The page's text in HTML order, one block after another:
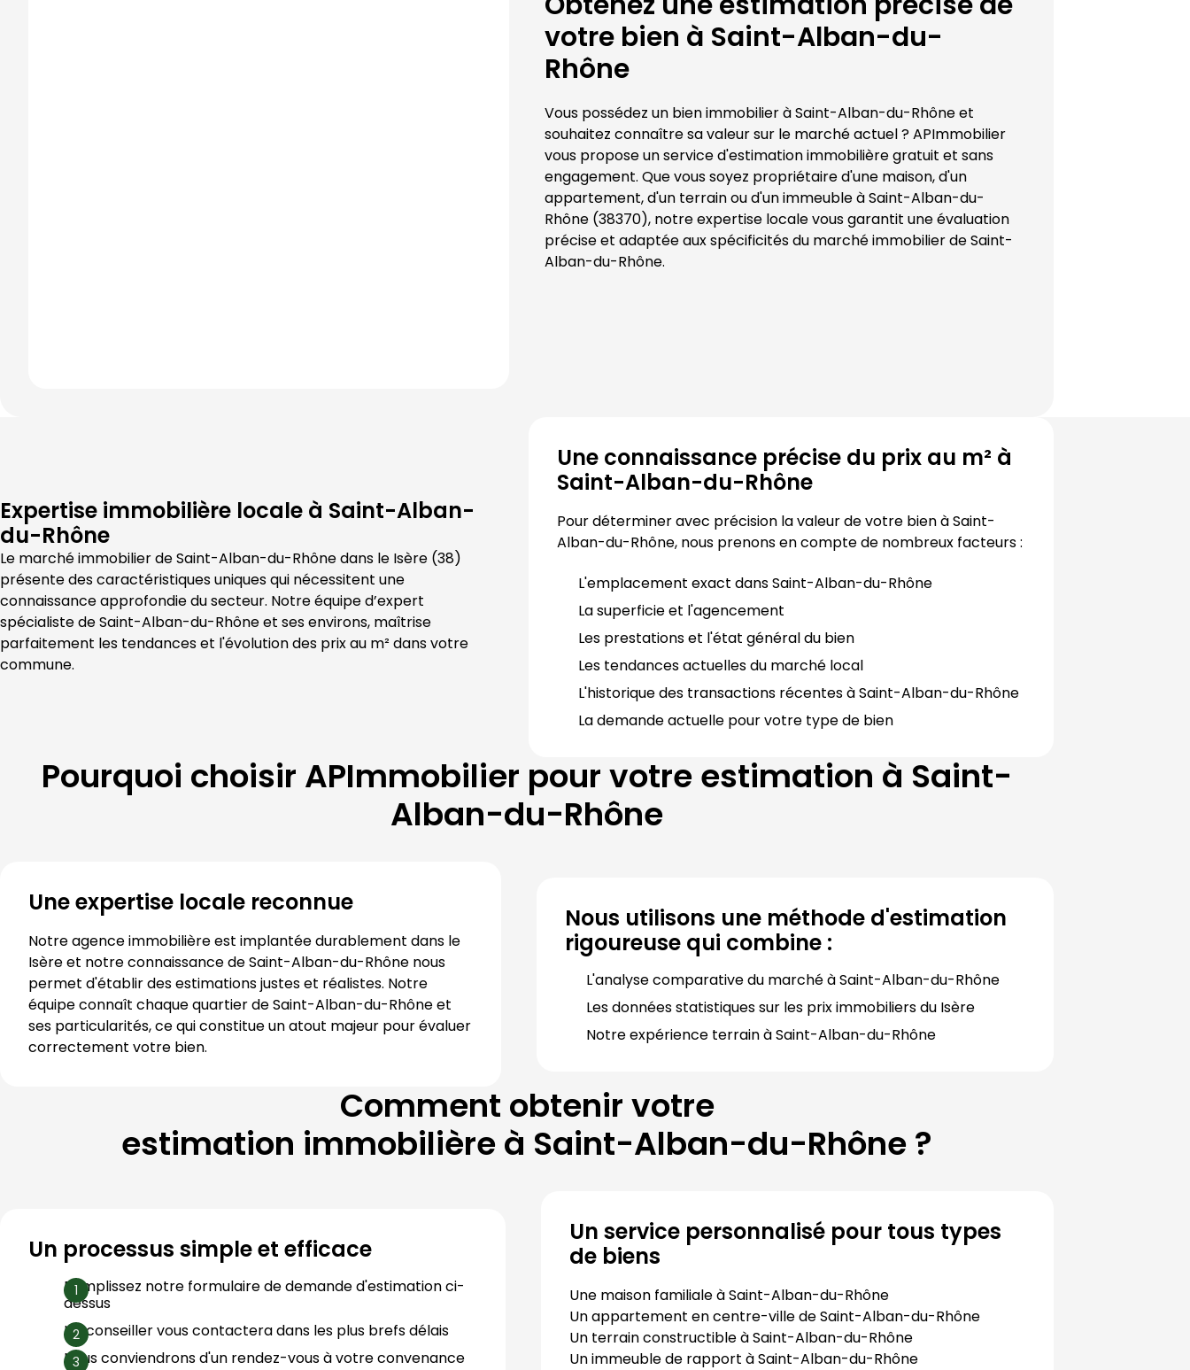
votre bien à Saint-Alban-du-
Rhône
Vous possédez un bien immobilier à Saint-Alban-du-Rhône et
souhaitez connaître sa valeur sur le marché actuel ? APImmobilier
vous propose un service d'estimation immobilière gratuit et sans
engagement. Que vous soyez propriétaire d'une maison, d'un
appartement, d'un terrain ou d'un immeuble à Saint-Alban-du-
Rhône (38370), notre expertise locale vous garantit une évaluation
précise et adaptée aux spécificités du marché immobilier de Saint-
Alban-du-Rhône.
Expertise immobilière locale à Saint-Alban-
du-Rhône
Le marché immobilier de Saint-Alban-du-Rhône dans le Isère (38)
présente des caractéristiques uniques qui nécessitent une
connaissance approfondie du secteur. Notre équipe d’expert
spécialiste de Saint-Alban-du-Rhône et ses environs, maîtrise
parfaitement les tendances et l'évolution des prix au m² dans votre
commune.
Une connaissance précise du prix au m² à
Saint-Alban-du-Rhône
Pour déterminer avec précision la valeur de votre bien à Saint-
Alban-du-Rhône, nous prenons en compte de nombreux facteurs :
L'emplacement exact dans Saint-Alban-du-Rhône
La superficie et l'agencement
Les prestations et l'état général du bien
Les tendances actuelles du marché local
L'historique des transactions récentes à Saint-Alban-du-Rhône
La demande actuelle pour votre type de bien
Pourquoi choisir APImmobilier pour votre estimation à Saint-
Alban-du-Rhône
Une expertise locale reconnue
Isère et notre connaissance de Saint-Alban-du-Rhône nous
permet d'établir des estimations justes et réalistes. Notre
équipe connaît chaque quartier de Saint-Alban-du-Rhône et
ses particularités, ce qui constitue un atout majeur pour évaluer
correctement votre bien.
Nous utilisons une méthode d'estimation
rigoureuse qui combine :
L'analyse comparative du marché à Saint-Alban-du-Rhône
Les données statistiques sur les prix immobiliers du Isère
Notre expérience terrain à Saint-Alban-du-Rhône
Comment obtenir votre
estimation immobilière à Saint-Alban-du-Rhône?
Un processus simple et efficace
Remplissez notre formulaire de demande d'estimation ci-
dessus
Un conseiller vous contactera dans les plus brefs délais
Nous conviendrons d'un rendez-vous à votre convenance
Un service personnalisé pour tous types
de biens
Une maison familiale àSaint-Alban-du-Rhône
Un appartement en centre-ville deSaint-Alban-du-Rhône
Un terrain constructible àSaint-Alban-du-Rhône
Un immeuble de rapport àSaint-Alban-du-Rhône